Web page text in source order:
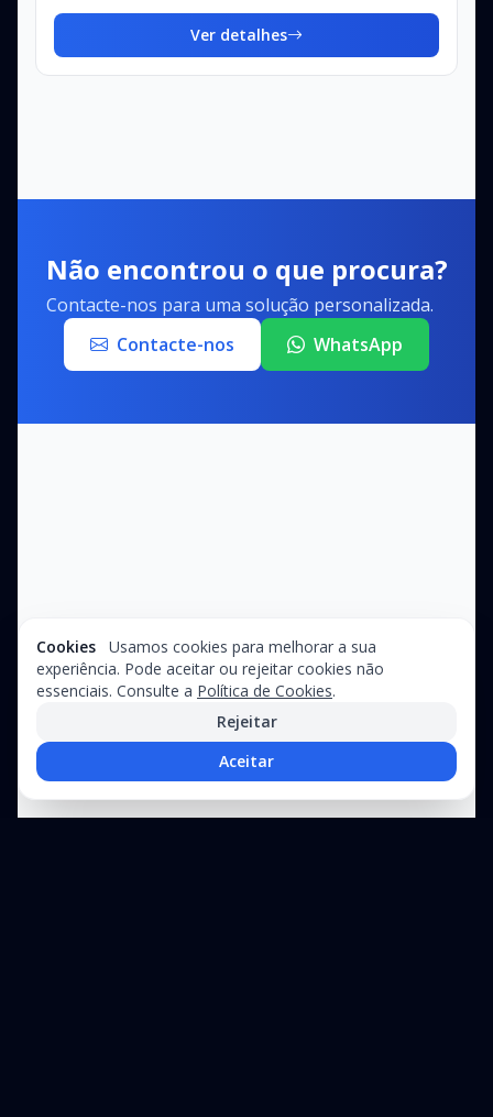
Cookies
Usamos cookies para melhorar a sua
experiência. Pode aceitar ou rejeitar cookies não
essenciais. Consulte a Política de Cookies.
Rejeitar
Aceitar
Ver detalhes
Não encontrou o que procura?
Contacte-nos para uma solução personalizada.
Contacte-nos
WhatsApp